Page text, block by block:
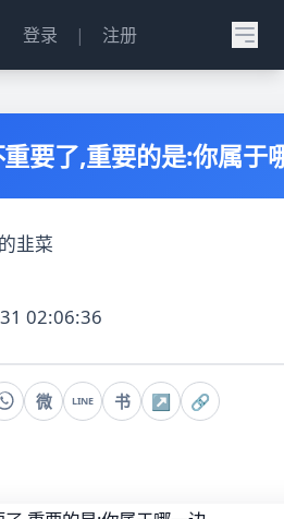
登录 | 注册
要了,重要的是:你属于
韭菜
02:06:36
微 LINE 书 ↗ 🔗